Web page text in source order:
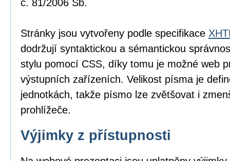
č. 81/2006 Sb.
Stránky jsou vytvořeny podle specifikace
dodržují syntaktickou a sémantickou
stylu pomocí CSS, díky tomu je možné web
výstupních zařízeních. Velikost písma je
jednotkách, takže písmo lze zvětšovat i
prohlížeče.
Výjimky z přístupnosti